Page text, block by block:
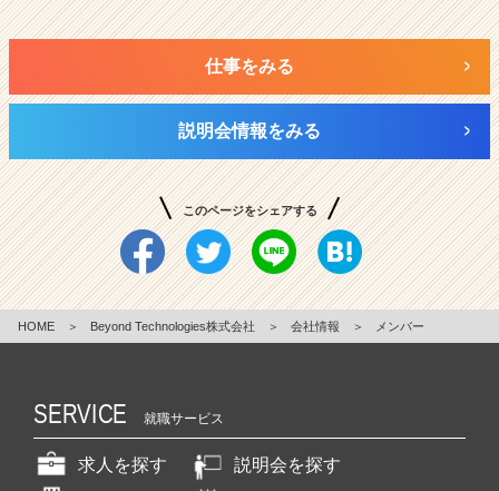
仕事をみる
説明会情報をみる
このページをシェアする
HOME ＞ Beyond Technologies株式会社 ＞ 会社情報 ＞ メンバー
SERVICE 就職サービス
求人を探す
説明会を探す